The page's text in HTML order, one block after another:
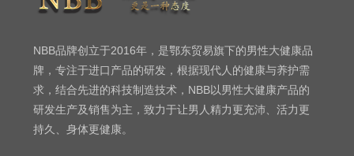
NBB品牌创立于2016年，是鄂东贸易旗下的男性大健康品
牌，专注于进口产品的研发，根据现代人的健康与养护需
求，结合先进的科技制造技术，NBB以男性大健康产品的
研发生产及销售为主，致力于让男人精力更充沛、活力更
持久、身体更健康。